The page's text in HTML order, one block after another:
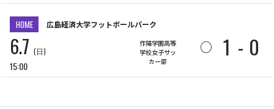
HOME 広島経済大学フットボールパーク
6.7 (日)
15:00
作陽学園高等
学校女子サッ
カー部
○ 1 - 0